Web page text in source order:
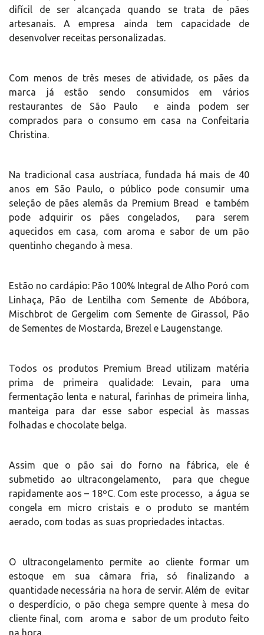
difícil de ser alcançada quando se trata de pães
artesanais. A empresa ainda tem capacidade de
desenvolver receitas personalizadas.
Com menos de três meses de atividade, os pães da
marca já estão sendo consumidos em vários
restaurantes de São Paulo e ainda podem ser
comprados para o consumo em casa na Confeitaria
Christina.
Na tradicional casa austríaca, fundada há mais de 40
anos em São Paulo, o público pode consumir uma
seleção de pães alemãs da Premium Bread e também
pode adquirir os pães congelados, para serem
aquecidos em casa, com aroma e sabor de um pão
quentinho chegando à mesa.
Estão no cardápio: Pão 100% Integral de Alho Poró com
Linhaça, Pão de Lentilha com Semente de Abóbora,
Mischbrot de Gergelim com Semente de Girassol, Pão
de Sementes de Mostarda, Brezel e Laugenstange.
Todos os produtos Premium Bread utilizam matéria
prima de primeira qualidade: Levain, para uma
fermentação lenta e natural, farinhas de primeira linha,
manteiga para dar esse sabor especial às massas
folhadas e chocolate belga.
Assim que o pão sai do forno na fábrica, ele é
submetido ao ultracongelamento, para que chegue
rapidamente aos – 18ºC. Com este processo, a água se
congela em micro cristais e o produto se mantém
aerado, com todas as suas propriedades intactas.
O ultracongelamento permite ao cliente formar um
estoque em sua câmara fria, só finalizando a
quantidade necessária na hora de servir. Além de evitar
o desperdício, o pão chega sempre quente à mesa do
cliente final, com aroma e sabor de um produto feito
na hora.